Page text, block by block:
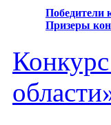
Победители
Призеры